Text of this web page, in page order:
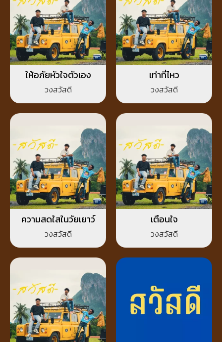
ให้อภัยหัวใจตัวเอง
วงสวัสดี
เท่าที่ไหว
วงสวัสดี
ความสดใสในวัยเยาว์
วงสวัสดี
เตือนใจ
วงสวัสดี